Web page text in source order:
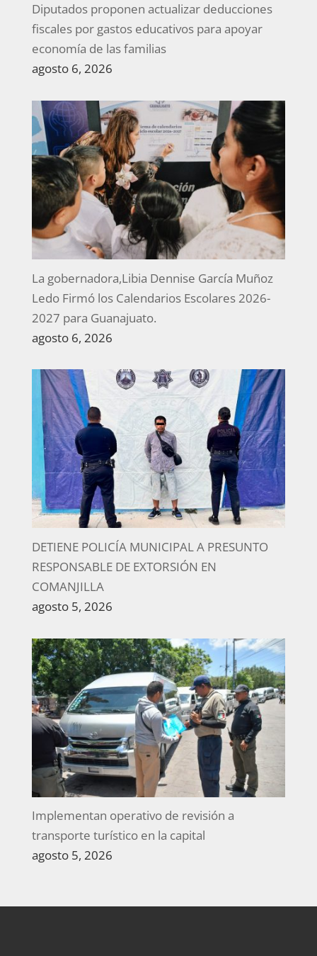
Diputados proponen actualizar deducciones
fiscales por gastos educativos para apoyar
economía de las familias
agosto 6, 2026
La gobernadora,Libia Dennise García Muñoz
Ledo Firmó los Calendarios Escolares 2026-
2027 para Guanajuato.
agosto 6, 2026
DETIENE POLICÍA MUNICIPAL A PRESUNTO
RESPONSABLE DE EXTORSIÓN EN
COMANJILLA
agosto 5, 2026
Implementan operativo de revisión a
transporte turístico en la capital
agosto 5, 2026